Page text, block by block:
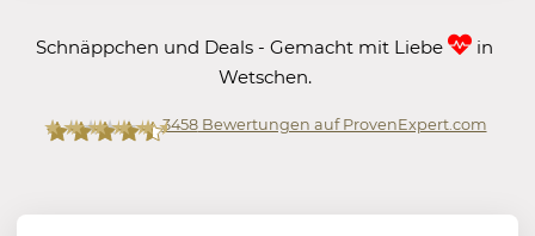
Schnäppchen und Deals - Gemacht mit Liebe
in
Wetschen.
3458Bewertungen auf ProvenExpert.com